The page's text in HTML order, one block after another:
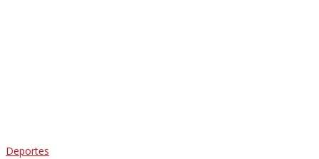
Deportes